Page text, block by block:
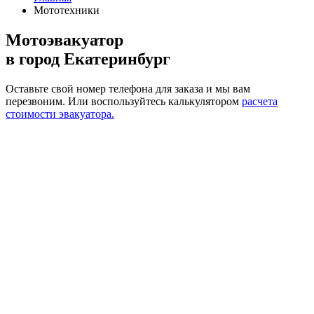
Мототехники
Мотоэвакуатор
в город Екатеринбург
Оставьте свой номер телефона для заказа и мы вам
перезвоним. Или воспользуйтесь калькулятором расчета
стоимости эвакуатора.